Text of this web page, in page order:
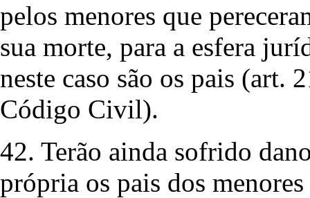
pelos menores que
sua morte, para a esfera
neste caso são os pais (art.
Código Civil).
42. Terão ainda sofrido
própria os pais dos